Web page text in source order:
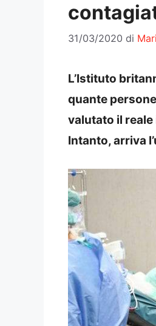
31/03/2020 di
L’Istituto
quante
valutato il reale
Intanto, arriva